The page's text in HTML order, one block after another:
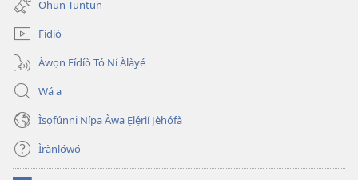
window)
Ohun Tuntun
Fídíò
Àwọn Fídíò Tó Ní Àlàyé
Wá a
Ìsọfúnni Nípa Àwa Ẹlẹ́rìí Jèhófà
Ìrànlọ́wọ́